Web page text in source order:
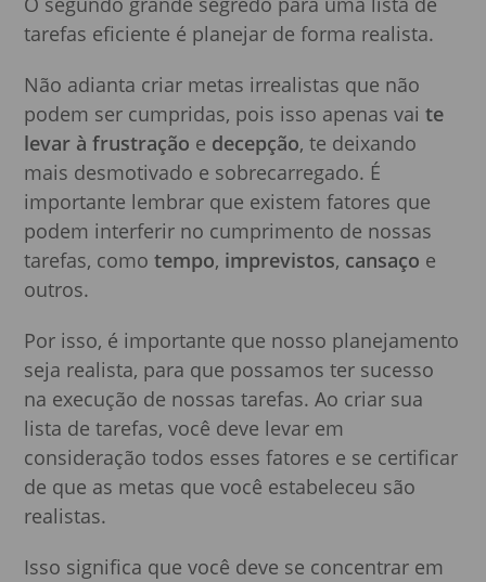
tarefas eficiente é planejar de forma realista.
Não adianta criar metas irrealistas que não
podem ser cumpridas, pois isso apenas vaite
levar à frustração e decepção, te deixando
mais desmotivado e sobrecarregado. É
importante lembrar que existem fatores que
podem interferir no cumprimento de nossas
tarefas, comotempo, imprevistos, cansaço e
outros.
Por isso, é importante que nosso planejamento
seja realista, para que possamos ter sucesso
na execução de nossas tarefas. Ao criar sua
lista de tarefas, você deve levar em
consideração todos esses fatores e se certificar
de que as metas que você estabeleceu são
realistas.
Isso significa que você deve se concentrar em